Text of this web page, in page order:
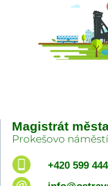
Magistrát
Prokešovo
+420 599